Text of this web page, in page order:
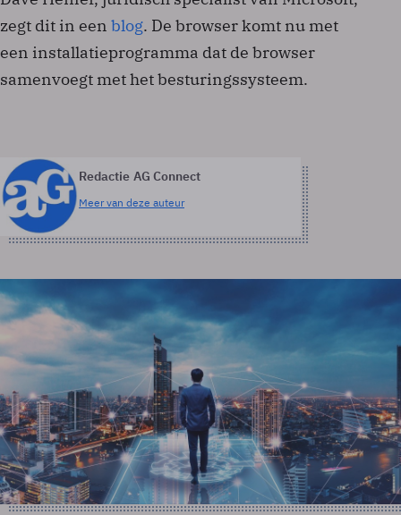
zegt dit in een blog. De browser komt nu met
een installatieprogramma dat de browser
samenvoegt met het besturingssysteem.
Redactie AG Connect
Meer van deze auteur